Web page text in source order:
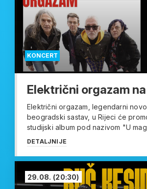
KONCERT
Električni orgazam
Električni orgazam, legendarni
beogradski sastav, u Rijeci će
studijski album pod nazivom "U
DETALJNIJE
29.08. (20:30)